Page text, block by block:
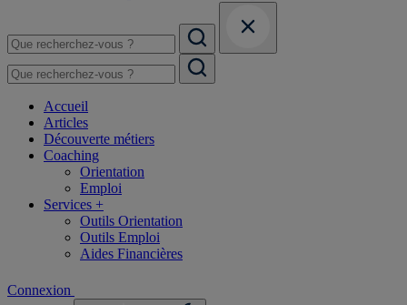
Accueil
Articles
Découverte métiers
Coaching
Orientation
Emploi
Services +
Outils Orientation
Outils Emploi
Aides Financières
Connexion